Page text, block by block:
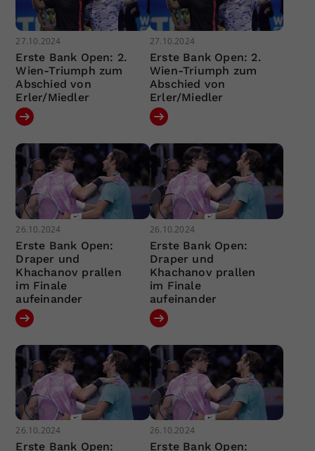
27.10.2024
Erste Bank Open: 2.
Wien-Triumph zum
Abschied von
Erler/Miedler
27.10.2024
Erste Bank Open: 2.
Wien-Triumph zum
Abschied von
Erler/Miedler
26.10.2024
Erste Bank Open:
Draper und
Khachanov prallen
im Finale
aufeinander
26.10.2024
Erste Bank Open:
Draper und
Khachanov prallen
im Finale
aufeinander
26.10.2024
Erste Bank Open:
26.10.2024
Erste Bank Open: